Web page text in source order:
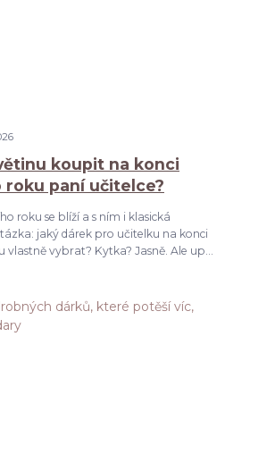
koupit na konci
roku paní učitelce?
roku se blíží a s ním i klasická
jaký dárek pro učitelku na konci
vlastně vybrat? Kytka? Jasně. Ale up...